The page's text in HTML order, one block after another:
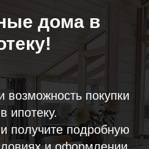
дома в
покупки
ипотеку.
получите подробную